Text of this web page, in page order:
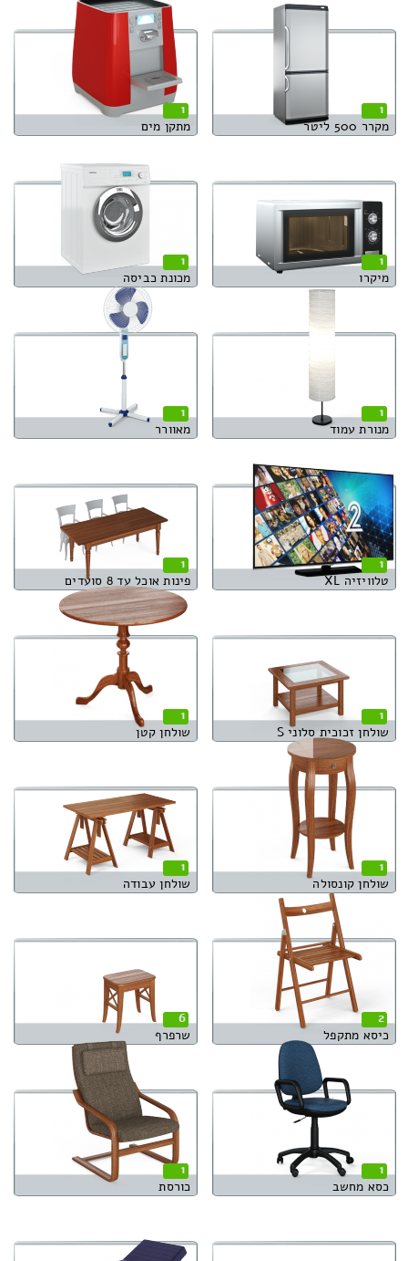
1
מקרר 500 ליטר
1
מתקן מים
1
מיקרו
1
מכונת כביסה
1
מנורת עמוד
1
מאוורר
1
טלוויזיה XL
1
פינות אוכל עד 8 סועדים
1
שולחן זכוכית סלוני S
1
שולחן קטן
1
שולחן קונסולה
1
שולחן עבודה
2
כיסא מתקפל
6
שרפרף
1
כסא מחשב
1
כורסת